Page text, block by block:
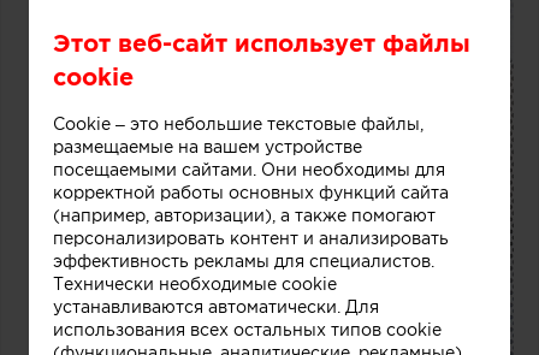
Этот веб-сайт использует файлы
cookie
Cookie – это небольшие текстовые файлы,
размещаемые на вашем устройстве
посещаемыми сайтами. Они необходимы для
корректной работы основных функций сайта
(например, авторизации), а также помогают
персонализировать контент и анализировать
эффективность рекламы для специалистов.
Технически необходимые cookie
устанавливаются автоматически. Для
использования всех остальных типов cookie